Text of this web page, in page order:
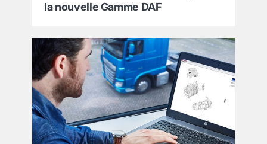
la nouvelle Gamme DAF